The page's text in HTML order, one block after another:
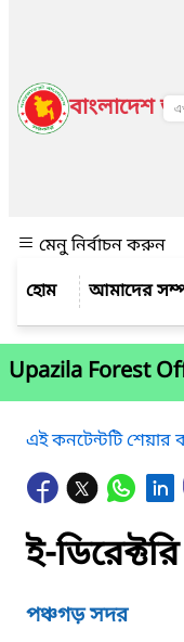
বাংলাদেশ
মেনু নির্বাচন করুন
আমাদের
Upazila Forest
এই কনটেন্টটি
ই-ডিরেক্টরি
পঞ্চগড় সদর